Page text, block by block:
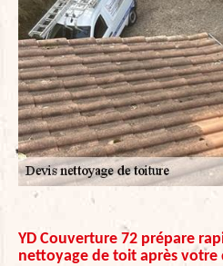
YD Couverture 72 prépare
nettoyage de toit après votre